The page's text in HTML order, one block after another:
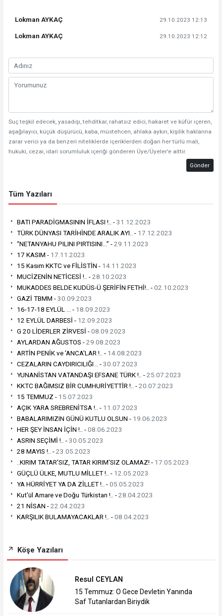
Lokman AYKAÇ 29.10.2023 12:13
Lokman AYKAÇ 29.10.2023 12:12
Suç teşkil edecek, yasadışı, tehditkar, rahatsız edici, hakaret ve küfür içeren,
aşağılayıcı, küçük düşürücü, kaba, müstehcen, ahlaka aykırı, kişilik haklarına
zarar verici ya da benzeri niteliklerde içeriklerden doğan her türlü mali,
hukuki, cezai, idari sorumluluk içeriği gönderen Üye/Üyeler’e aittir.
Gönder
Tüm Yazıları
BATI PARADİGMASININ İFLASI !.. -31.12.2023
TÜRK DÜNYASI TARİHİNDE ARALIK AYI.. - 17.12.2023
“NETANYAHU PILINI PIRTISINI…” -29.11.2023
17 KASIM - 17.11.2023
15 Kasım KKTC ve FİLİSTİN - 14.11.2023
MUCİZENİN NETİCESİ !.. -28.10.2023
MUKADDES BELDE KUDÜS-Ü ŞERİFİN FETHİ!.. -02.10.2023
GAZİ TBMM -30.09.2023
16-17-18 EYLÜL ... - 18.09.2023
12 EYLÜL DARBESİ - 12.09.2023
G 20 LİDERLER ZİRVESİ -08.09.2023
AYLARDAN AĞUSTOS -29.08.2023
ARTİN PENİK ve 'ANCA'LAR !.. - 14.08.2023
CEZALARIN CAYDIRICILIĞI .. -30.07.2023
YUNANİSTAN VATANDAŞI EFSANE TÜRK !.. -25.07.2023
KKTC BAĞIMSIZ BİR CUMHURİYETTİR !.. -20.07.2023
15 TEMMUZ - 15.07.2023
AÇIK YARA SREBRENİTSA !.. - 11.07.2023
BABALARIMIZIN GÜNÜ KUTLU OLSUN - 19.06.2023
HER ŞEY İNSAN İÇİN !.. -08.06.2023
ASRIN SEÇİMİ !.. -30.05.2023
28 MAYIS !.. -23.05.2023
..KIRIM TATAR'SIZ, TATAR KIRIM'SIZ OLAMAZ! - 17.05.2023
GÜÇLÜ ÜLKE, MUTLU MİLLET !.. - 12.05.2023
YA HÜRRİYET YA DA ZİLLET !.. -05.05.2023
Kut'ül Amare ve Doğu Türkistan !.. -28.04.2023
21 NİSAN -22.04.2023
KARŞILIK BULAMAYACAKLAR !.. -08.04.2023
Köşe Yazıları
Resul CEYLAN
15 Temmuz: O Gece Devletin Yanında
Saf Tutanlardan Biriydik